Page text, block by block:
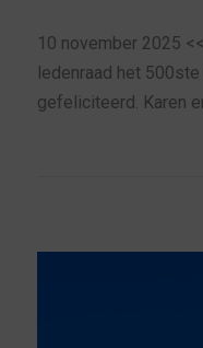
10 november 2025
ledenraad het
gefeliciteerd. Karen